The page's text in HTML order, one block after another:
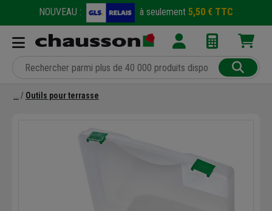
NOUVEAU : à seulement 5,50 € TTC
Outils pour terrasse